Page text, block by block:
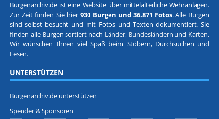
Burgenarchiv.de ist eine Website über mittelalterliche Wehranlagen.
Zur Zeit finden Sie hier930 Burgen und 36.871 Fotos. Alle Burgen
sind selbst besucht und mit Fotos und Texten dokumentiert. Sie
finden alle Burgen sortiert nach Länder, Bundesländern und Karten.
Wir wünschen Ihnen viel Spaß beim Stöbern, Durchsuchen und
Lesen.
UNTERSTÜTZEN
Burgenarchiv.de unterstützen
Spender & Sponsoren